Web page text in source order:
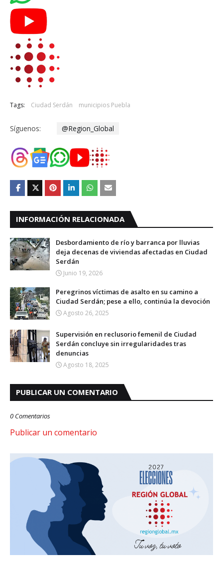
Tags: Ciudad Serdán municipios Puebla
Síguenos: @Region_Global
INFORMACIÓN RELACIONADA
Desbordamiento de río y barranca por lluvias
deja decenas de viviendas afectadas en Ciudad
Serdán
Junio 19, 2026
Peregrinos víctimas de asalto en su camino a
Ciudad Serdán; pese a ello, continúa la devoción
Agosto 26, 2025
Supervisión en reclusorio femenil de Ciudad
Serdán concluye sin irregularidades tras
denuncias
Agosto 18, 2025
PUBLICAR UN COMENTARIO
0 Comentarios
Publicar un comentario